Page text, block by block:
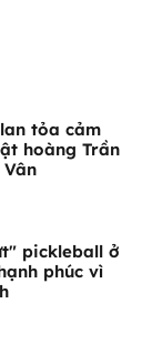
tỏa cảm
hoàng Trần
pickleball ở
phúc vì